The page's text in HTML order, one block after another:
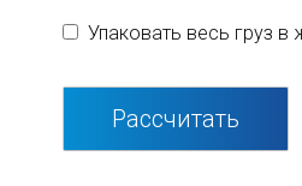
Упаковать весь груз в
Рассчитать